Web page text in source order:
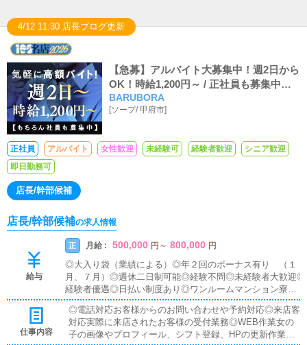
4/12 11:30 店長ブログ更新
【急募】アルバイト大募集中！週2日から
OK！時給1,200円～ / 正社員も募集中！
月収30万～
BARUBORA
[ソープ/甲府市]
正社員 アルバイト 女性歓迎 未経験可 経験者歓迎
シニア歓迎
即日勤務可
店長/幹部候補
店長/幹部候補の求人情報
給与
正 月給 : 500,000 円 ～ 800,000 円
◎大入り袋（業績による）◎年２回のボーナス有り （１
月、７月）◎週休二日制可能◎経験不問◎未経験者大歓迎◎
経験者優遇◎日払い制度あり◎ワンルームマンション寮完
備・即入居可◎昇給昇格随時◎高額歩合＆手当◎車・バイ
ク通勤OK◎独立支援金支給◎残業代支給
仕事内容
◎電話対応お客様からのお問い合わせや予約対応◎来店客
対応実際に来店されたお客様の受付業務◎WEB作業女の
子の画像やプロフィール、シフト登録、HPの更新作業◎